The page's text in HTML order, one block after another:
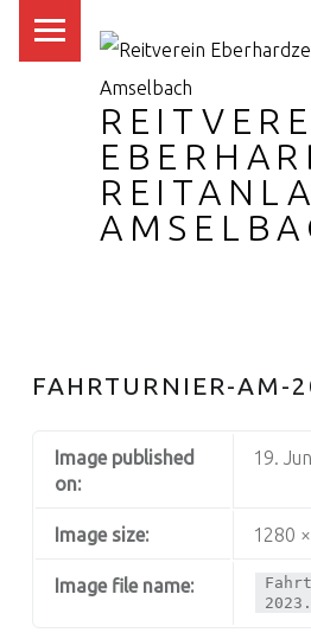
FAHRTURNIER-AM-
Image published
on:
19.
Image size: 1280
Image file name: